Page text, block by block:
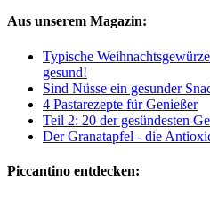
Aus unserem Magazin:
Typische
gesund!
Sind Nüsse ein gesunder
4 Pastarezepte für Genießer
Teil 2: 20 der gesündesten
Der Granatapfel - die
Piccantino entdecken: